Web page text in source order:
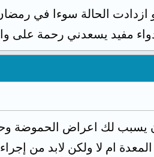
ازدادت الحالة سوءا في
مفيد يسعدني رحمة على
يسبب لك اعراض الحموضة